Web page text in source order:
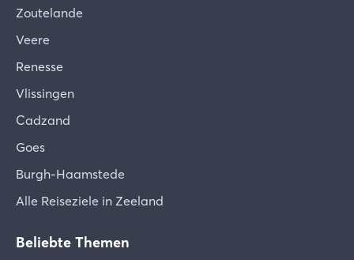
Zoutelande
Veere
Renesse
Vlissingen
Cadzand
Goes
Burgh-Haamstede
Alle Reiseziele in Zeeland
Beliebte Themen